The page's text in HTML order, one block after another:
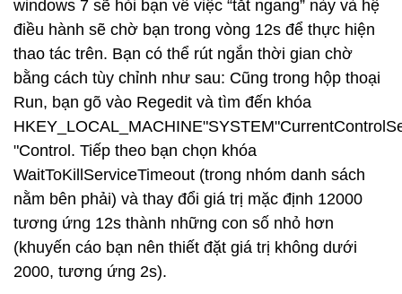
windows 7 sẽ hỏi bạn về việc “tắt ngang” này và hệ
điều hành sẽ chờ bạn trong vòng 12s để thực hiện
thao tác trên. Bạn có thể rút ngắn thời gian chờ
bằng cách tùy chỉnh như sau: Cũng trong hộp thoại
Run, bạn gõ vào Regedit và tìm đến khóa
"Control. Tiếp theo bạn chọn khóa
WaitToKillServiceTimeout (trong nhóm danh sách
nằm bên phải) và thay đổi giá trị mặc định 12000
tương ứng 12s thành những con số nhỏ hơn
(khuyến cáo bạn nên thiết đặt giá trị không dưới
2000, tương ứng 2s).